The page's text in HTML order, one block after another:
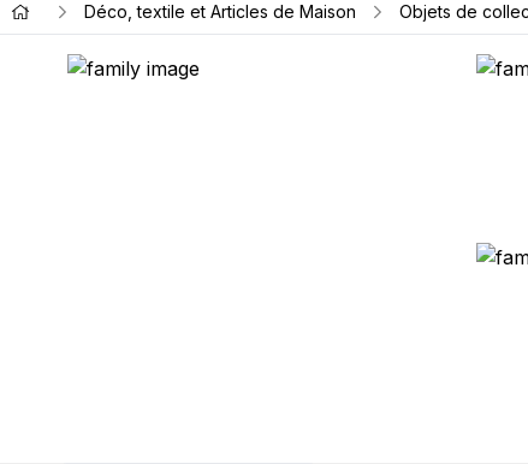
Déco, textile et Articles de Maison Objets de